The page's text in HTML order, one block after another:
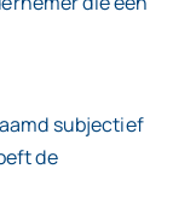
subjectief
de